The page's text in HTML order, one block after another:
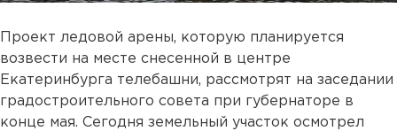
Проект ледовой арены, которую планируется
возвести на месте снесенной в центре
Екатеринбурга телебашни, рассмотрят на заседании
градостроительного совета при губернаторе в
конце мая. Сегодня земельный участок осмотрел